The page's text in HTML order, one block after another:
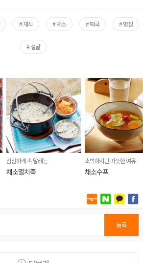
# 채식 # 채소 # 떡국 # 명절
# 설날
삼삼하게 속 달래는
채소멸치죽
소박하지만 따뜻한 여유
채소수프
등록